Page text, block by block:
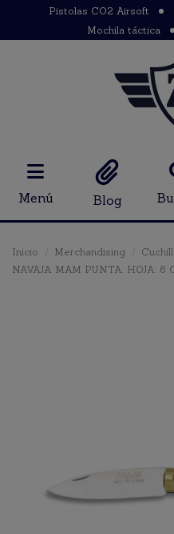
Pistolas CO2 Airsoft
Mochila táctica
Menú Blog
Inicio Merchandising
NAVAJA MAM PUNTA. HOJA: 6